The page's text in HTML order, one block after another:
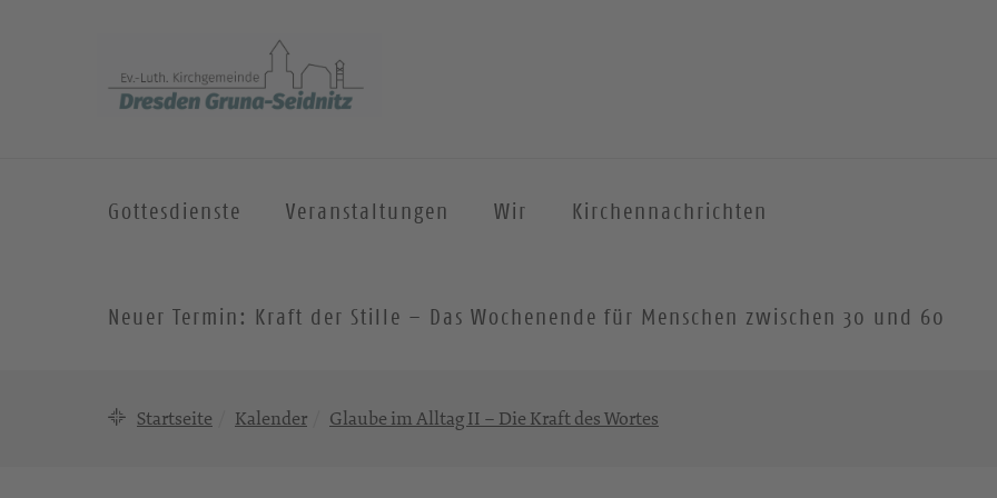
Gottesdienste Veranstaltungen Wir Kirchennachrichten
Neuer Termin: Kraft der Stille – Das Wochenende für Menschen zwischen 30 und 60
Startseite Kalender Glaube im Alltag II – Die Kraft des Wortes